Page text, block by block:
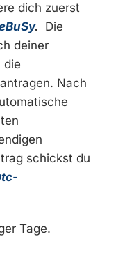
dich zuerst
. Die
deiner
die
Nach
schickst du
Tage.